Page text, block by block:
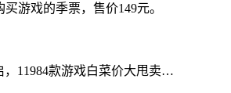
游戏的季票，售价149元。